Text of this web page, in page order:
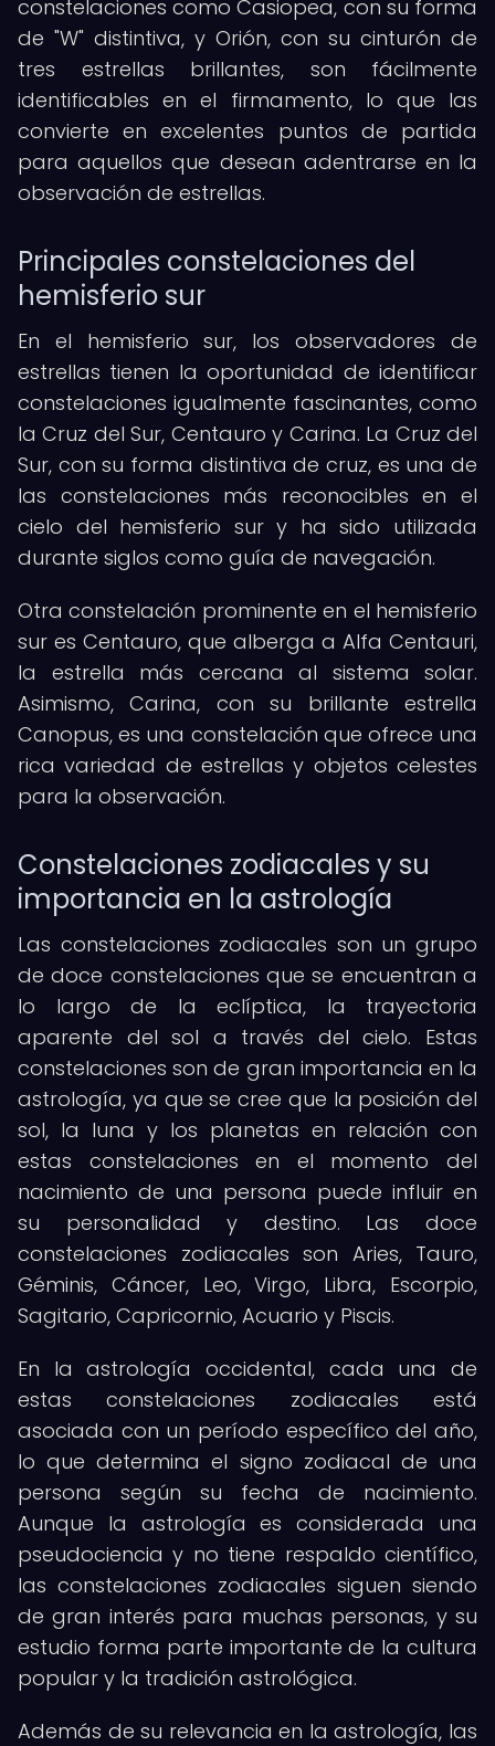
constelaciones como Casiopea, con su forma
de "W" distintiva, y Orión, con su cinturón de
tres estrellas brillantes, son fácilmente
identificables en el firmamento, lo que las
convierte en excelentes puntos de partida
para aquellos que desean adentrarse en la
observación de estrellas.
Principales constelaciones del
hemisferio sur
En el hemisferio sur, los observadores de
estrellas tienen la oportunidad de identificar
constelaciones igualmente fascinantes, como
la Cruz del Sur, Centauro y Carina. La Cruz del
Sur, con su forma distintiva de cruz, es una de
las constelaciones más reconocibles en el
cielo del hemisferio sur y ha sido utilizada
durante siglos como guía de navegación.
Otra constelación prominente en el hemisferio
sur es Centauro, que alberga a Alfa Centauri,
la estrella más cercana al sistema solar.
Asimismo, Carina, con su brillante estrella
Canopus, es una constelación que ofrece una
rica variedad de estrellas y objetos celestes
para la observación.
Constelaciones zodiacales y su
importancia en la astrología
Las constelaciones zodiacales son un grupo
de doce constelaciones que se encuentran a
lo largo de la eclíptica, la trayectoria
aparente del sol a través del cielo. Estas
constelaciones son de gran importancia en la
astrología, ya que se cree que la posición del
sol, la luna y los planetas en relación con
estas constelaciones en el momento del
nacimiento de una persona puede influir en
su personalidad y destino. Las doce
constelaciones zodiacales son Aries, Tauro,
Géminis, Cáncer, Leo, Virgo, Libra, Escorpio,
Sagitario, Capricornio, Acuario y Piscis.
En la astrología occidental, cada una de
estas constelaciones zodiacales está
asociada con un período específico del año,
lo que determina el signo zodiacal de una
persona según su fecha de nacimiento.
Aunque la astrología es considerada una
pseudociencia y no tiene respaldo científico,
las constelaciones zodiacales siguen siendo
de gran interés para muchas personas, y su
estudio forma parte importante de la cultura
popular y la tradición astrológica.
Además de su relevancia en la astrología, las